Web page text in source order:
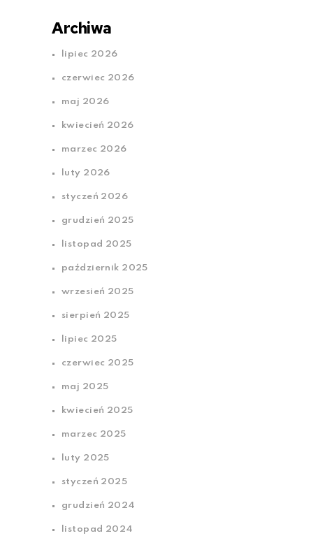
Archiwa
lipiec 2026
czerwiec 2026
maj 2026
kwiecień 2026
marzec 2026
luty 2026
styczeń 2026
grudzień 2025
listopad 2025
październik 2025
wrzesień 2025
sierpień 2025
lipiec 2025
czerwiec 2025
maj 2025
kwiecień 2025
marzec 2025
luty 2025
styczeń 2025
grudzień 2024
listopad 2024